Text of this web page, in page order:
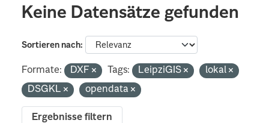
Keine Datensätze gefunden
Sortieren nach
Formate: DXF Tags: LeipziGIS
lokal
DSGKL
opendata
Ergebnisse filtern